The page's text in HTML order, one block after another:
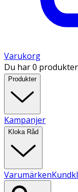
Varukorg
Du har 0
Produkter
Kampanjer
Kloka Råd
Varumärken